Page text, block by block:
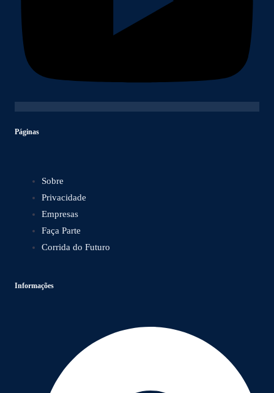
Páginas
Sobre
Privacidade
Empresas
Faça Parte
Corrida do Futuro
Informações